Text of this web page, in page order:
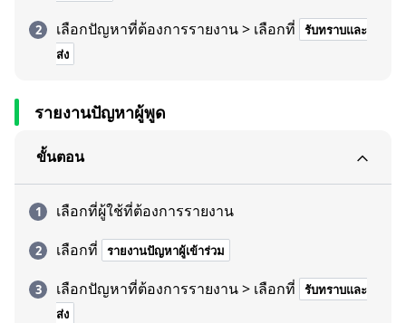
เลือกปัญหาที่ต้องการรายงาน > เลือกที่
รับทราบและ
ส่ง
รายงานปัญหาผู้พูด
ขั้นตอน
เลือกที่ผู้ใช้ที่ต้องการรายงาน
เลือกที่
รายงานปัญหาผู้เข้าร่วม
เลือกปัญหาที่ต้องการรายงาน > เลือกที่
รับทราบและ
ส่ง